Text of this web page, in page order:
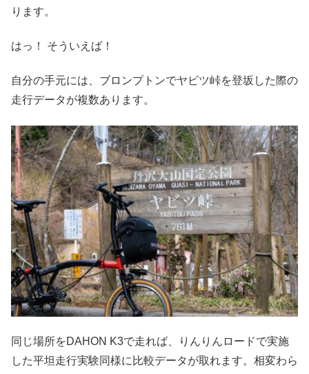
ります。
はっ！ そういえば！
自分の手元には、ブロンプトンでヤビツ峠を登坂した際の
走行データが複数あります。
同じ場所をDAHON K3で走れば、りんりんロードで実施
した平坦走行実験同様に比較データが取れます。相変わら